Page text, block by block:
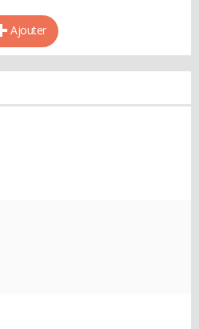
Ajouter